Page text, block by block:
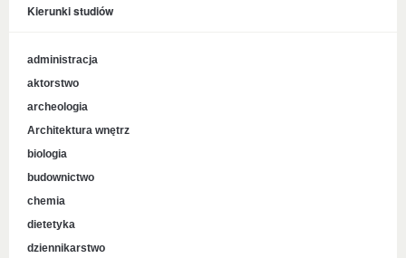
Kierunki studiów
administracja
aktorstwo
archeologia
Architektura wnętrz
biologia
budownictwo
chemia
dietetyka
dziennikarstwo